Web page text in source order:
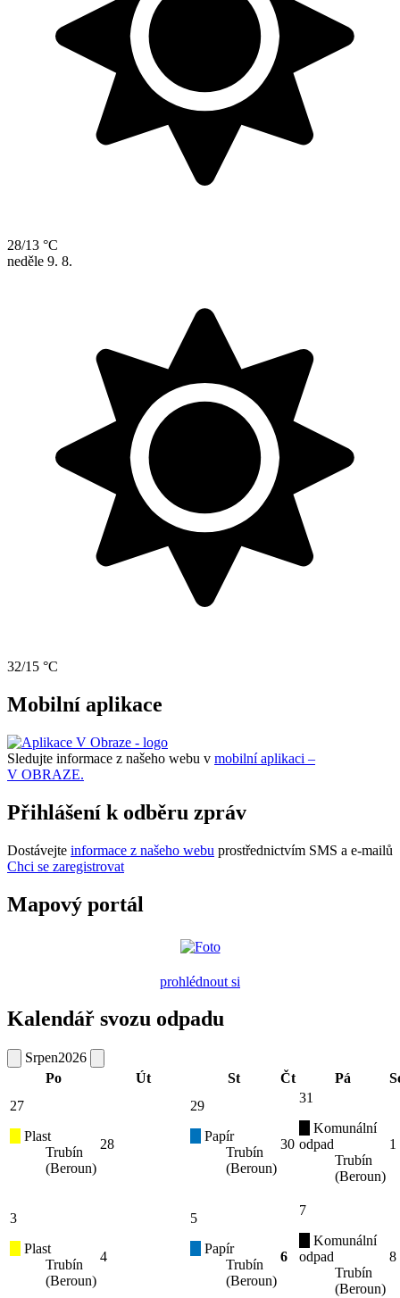
28/13 °C
neděle 9. 8.
32/15 °C
Mobilní aplikace
Sledujte informace z našeho webu v mobilní aplikaci –
V OBRAZE.
Přihlášení k odběru zpráv
Dostávejte informace z našeho webu prostřednictvím SMS a e-mailů
Chci se zaregistrovat
Mapový portál
prohlédnout si
Kalendář svozu odpadu
Srpen2026
Po
Út St Čt Pá
27
Plast
Trubín
(Beroun)
28
29
Papír
Trubín
(Beroun)
30
31
Komunální
odpad
Trubín
(Beroun)
1
3
Plast
Trubín
(Beroun)
4
5
Papír
Trubín
(Beroun)
6
7
Komunální
odpad
Trubín
(Beroun)
8